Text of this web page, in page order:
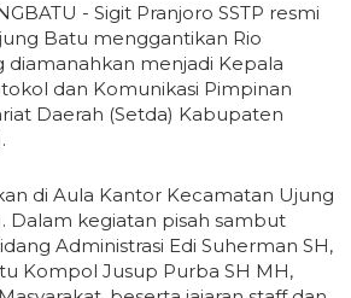
- Sigit Pranjoro SSTP resmi
Batu menggantikan Rio
diamanahkan menjadi Kepala
dan Komunikasi Pimpinan
Daerah (Setda) Kabupaten
di Aula Kantor Kecamatan Ujung
Dalam kegiatan pisah sambut
Administrasi Edi Suherman SH,
Kompol Jusup Purba SH MH,